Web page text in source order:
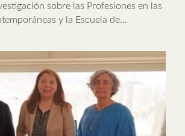
sobre las Profesiones en las
y la Escuela de...